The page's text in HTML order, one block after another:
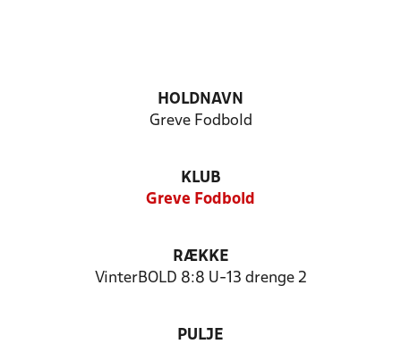
HOLDNAVN
Greve Fodbold
KLUB
Greve Fodbold
RÆKKE
VinterBOLD 8:8 U-13 drenge 2
PULJE